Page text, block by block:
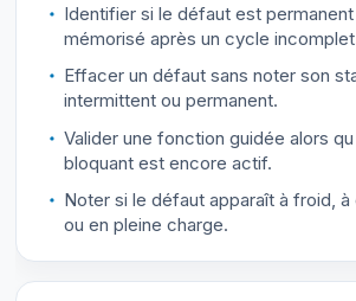
Identifier si le défaut est
mémorisé après un cycle
Effacer un défaut sans noter son
intermittent ou permanent.
Valider une fonction guidée alors
bloquant est encore actif.
Noter si le défaut apparaît à froid, à
ou en pleine charge.